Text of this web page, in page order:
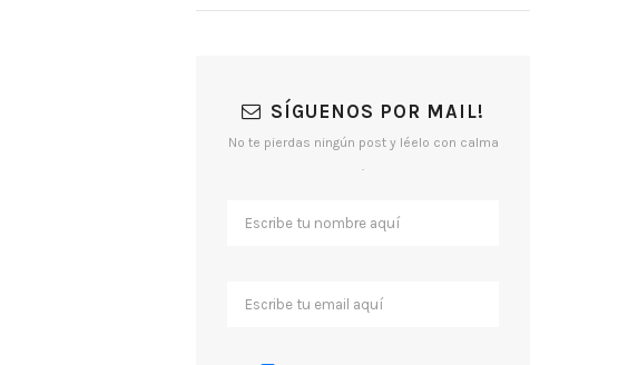
SÍGUENOS POR MAIL!
No te pierdas ningún post y léelo con calma
.